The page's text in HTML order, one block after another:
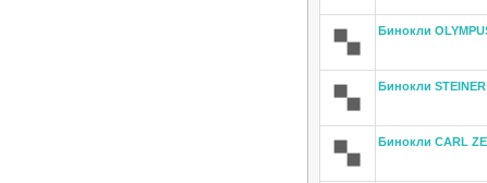
Бинокли
Бинокли STEINER
Бинокли CARL